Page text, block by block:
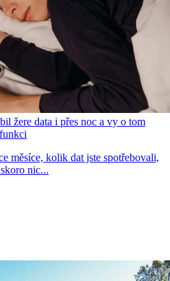
žere data i přes noc a vy o tom
měsíce, kolik dat jste spotřebovali,
nic...